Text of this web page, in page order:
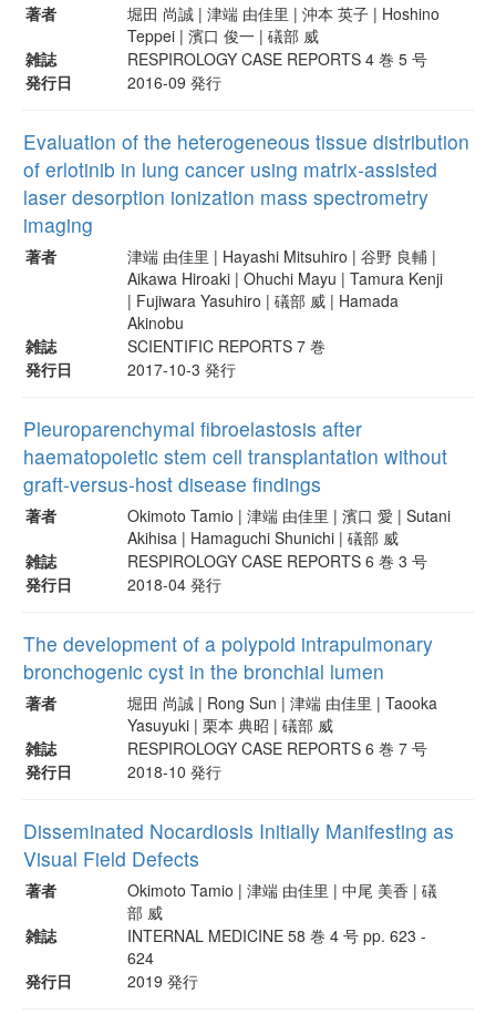
著者
堀田 尚誠 | 津端 由佳里 | 沖本 英子 | Hoshino
Teppei | 濱口 俊一 | 礒部 威
雑誌
RESPIROLOGY CASE REPORTS 4 巻 5 号
発行日
2016-09 発行
Evaluation of the heterogeneous tissue distribution
of erlotinib in lung cancer using matrix-assisted
laser desorption ionization mass spectrometry
imaging
著者
津端 由佳里 | Hayashi Mitsuhiro | 谷野 良輔 |
Aikawa Hiroaki | Ohuchi Mayu | Tamura Kenji
| Fujiwara Yasuhiro | 礒部 威 | Hamada
Akinobu
雑誌
SCIENTIFIC REPORTS 7 巻
発行日
2017-10-3 発行
Pleuroparenchymal fibroelastosis after
haematopoietic stem cell transplantation without
graft-versus-host disease findings
著者
Okimoto Tamio | 津端 由佳里 | 濱口 愛 | Sutani
Akihisa | Hamaguchi Shunichi | 礒部 威
雑誌
RESPIROLOGY CASE REPORTS 6 巻 3 号
発行日
2018-04 発行
The development of a polypoid intrapulmonary
bronchogenic cyst in the bronchial lumen
著者
堀田 尚誠 | Rong Sun | 津端 由佳里 | Taooka
Yasuyuki | 栗本 典昭 | 礒部 威
雑誌
RESPIROLOGY CASE REPORTS 6 巻 7 号
発行日
2018-10 発行
Disseminated Nocardiosis Initially Manifesting as
Visual Field Defects
著者
Okimoto Tamio | 津端 由佳里 | 中尾 美香 | 礒
部 威
雑誌
INTERNAL MEDICINE 58 巻 4 号 pp. 623 -
624
発行日
2019 発行